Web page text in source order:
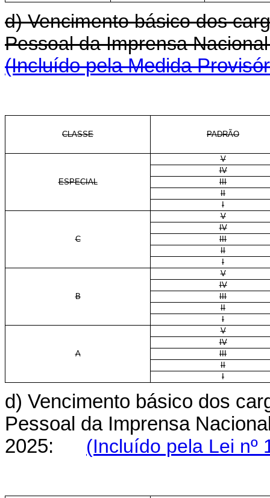
d) Vencimento básico dos
Pessoal da Imprensa
(Incluído pela Medida
CLASSE PADRÃO
ESPECIAL
V
IV
III
II
I
C
V
IV
III
II
I
B
V
IV
III
II
I
A
V
IV
III
II
I
d) Vencimento básico dos
Pessoal da Imprensa
2025: (Incluído pela Lei nº